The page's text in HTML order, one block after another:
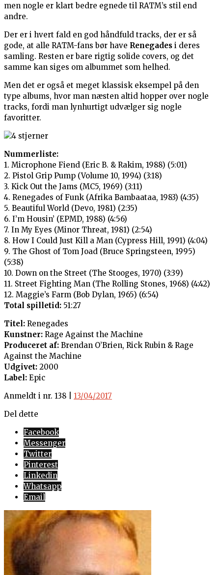
men nogle er klart bedre egnede til RATM’s stil end
andre.
Der er i hvert fald en god håndfuld tracks, der er så
gode, at alle RATM-fans bør have Renegades i deres
samling. Resten er bare rigtig solide covers, og det
samme kan siges om albummet som helhed.
Men det er også et meget klassisk eksempel på den
type albums, hvor man næsten altid hopper over nogle
tracks, fordi man lynhurtigt udvælger sig nogle
favoritter.
Nummerliste:
1. Microphone Fiend (Eric B. & Rakim, 1988) (5:01)
2. Pistol Grip Pump (Volume 10, 1994) (3:18)
3. Kick Out the Jams (MC5, 1969) (3:11)
4. Renegades of Funk (Afrika Bambaataa, 1983) (4:35)
5. Beautiful World (Devo, 1981) (2:35)
6. I’m Housin’ (EPMD, 1988) (4:56)
7. In My Eyes (Minor Threat, 1981) (2:54)
8. How I Could Just Kill a Man (Cypress Hill, 1991) (4:04)
9. The Ghost of Tom Joad (Bruce Springsteen, 1995)
(5:38)
10. Down on the Street (The Stooges, 1970) (3:39)
11. Street Fighting Man (The Rolling Stones, 1968) (4:42)
12. Maggie’s Farm (Bob Dylan, 1965) (6:54)
Total spilletid: 51:27
Titel: Renegades
Kunstner: Rage Against the Machine
Produceret af: Brendan O’Brien, Rick Rubin & Rage
Against the Machine
Udgivet: 2000
Label: Epic
Anmeldt i nr. 138 | 13/04/2017
Del dette
Facebook
Messenger
Twitter
Pinterest
Linkedin
Whatsapp
Email